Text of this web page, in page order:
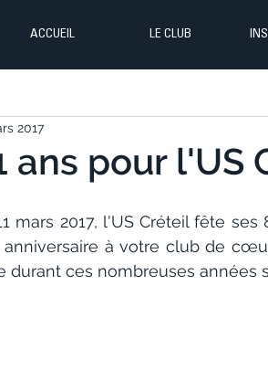
ACCUEIL LE CLUB
ans pour l'US
2017
mars 2017, l'US Créteil fête
anniversaire à votre club de
durant ces nombreuses années